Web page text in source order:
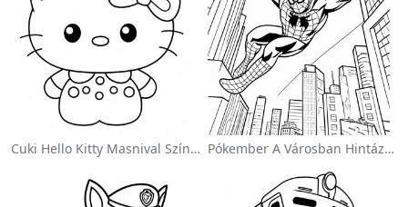
Cuki Hello Kitty Masnival Színezőlap Pókember A Városban Hintázva Színezőlap